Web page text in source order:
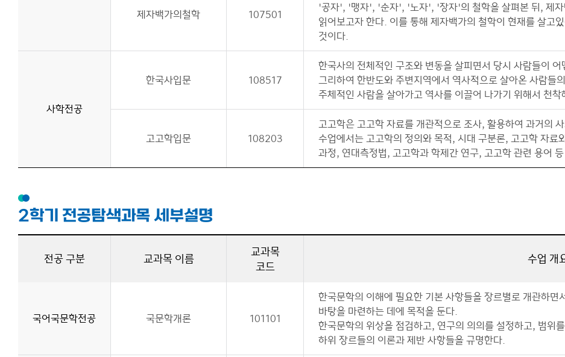
제자백가의철학 107501
'공자', '맹자', '순자', '노자', '장자'의 철학을 살펴본 뒤, 제
읽어보고자 한다. 이를 통해 제자백가의 철학이 현재를 살고
것이다.
사학전공
한국사입문 108517
한국사의 전체적인 구조와 변동을 살피면서 당시 사람들이
그리하여 한반도와 주변지역에서 역사적으로 살아온 사람들
주체적인 사람을 살아가고 역사를 이끌어 나가기 위해서 천
고고학입문 108203
고고학은 고고학 자료를 개관적으로 조사, 활용하여 과거의
수업에서는 고고학의 정의와 목적, 시대 구분론, 고고학 자료
과정, 연대측정법, 고고학과 학제간 연구, 고고학 관련 용어
2학기 전공탐색과목 세부설명
전공 구분 교과목 이름
교과목
코드
수업 개
국어국문학전공 국문학개론 101101
한국문학의 이해에 필요한 기본 사항들을 장르별로 개관하
바탕을 마련하는 데에 목적을 둔다.
한국문학의 위상을 점검하고, 연구의 의의를 설정하고, 범위
하위 장르들의 이론과 제반 사항들을 규명한다.